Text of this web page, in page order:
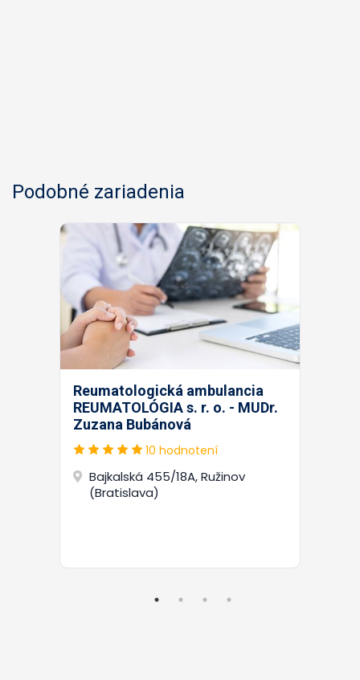
Podobné zariadenia
Reumatologická ambulancia
REUMATOLÓGIA s. r. o. - MUDr.
Zuzana Bubánová
10 hodnotení
Bajkalská 455/18A, Ružinov
(Bratislava)